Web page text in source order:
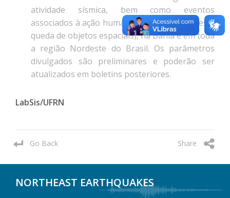
atividade sísmica, bem como eventos
associados à ação humana (como detonações e
queda de objetos espaciais), na Bahia e em toda
a região Nordeste do Brasil. Os parâmetros
divulgados são preliminares e poderão ser
atualizados em boletins posteriores.
LabSis/UFRN
Go Back Share
NORTHEAST EARTHQUAKES